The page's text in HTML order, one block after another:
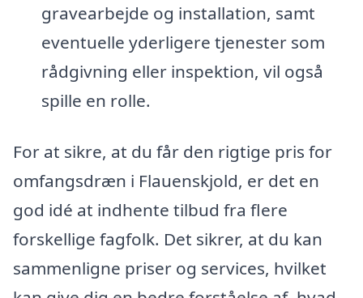
gravearbejde og installation, samt
eventuelle yderligere tjenester som
rådgivning eller inspektion, vil også
spille en rolle.
For at sikre, at du får den rigtige pris for
omfangsdræn i Flauenskjold, er det en
god idé at indhente tilbud fra flere
forskellige fagfolk. Det sikrer, at du kan
sammenligne priser og services, hvilket